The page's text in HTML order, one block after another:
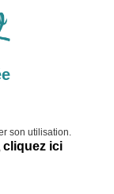
proposés à
son utilisation.
cliquez ici